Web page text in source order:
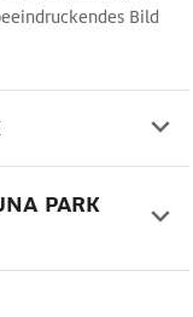
Bild
PARK